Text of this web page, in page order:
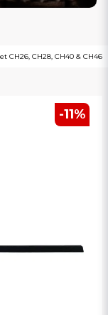
CH26, CH28, CH40 & CH46
-11%